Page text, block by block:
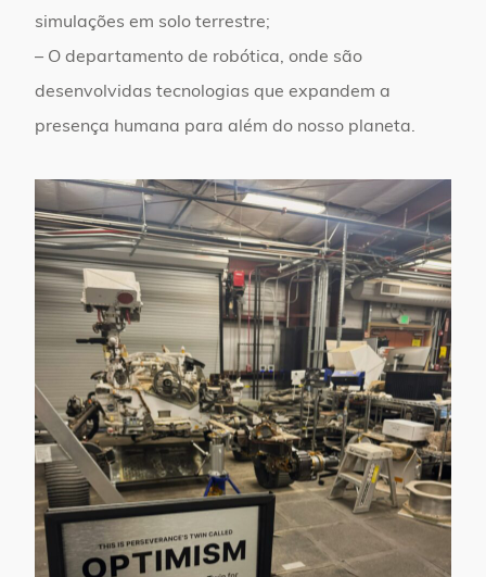
simulações em solo terrestre;
– O departamento de robótica, onde são
desenvolvidas tecnologias que expandem a
presença humana para além do nosso planeta.